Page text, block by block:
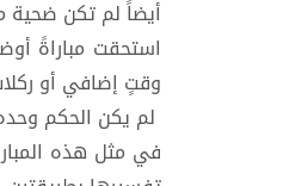
أيضاً لم تكن ضحية
استحقت مباراةً
وقتٍ إضافي أو
لم يكن الحكم
في مثل هذه